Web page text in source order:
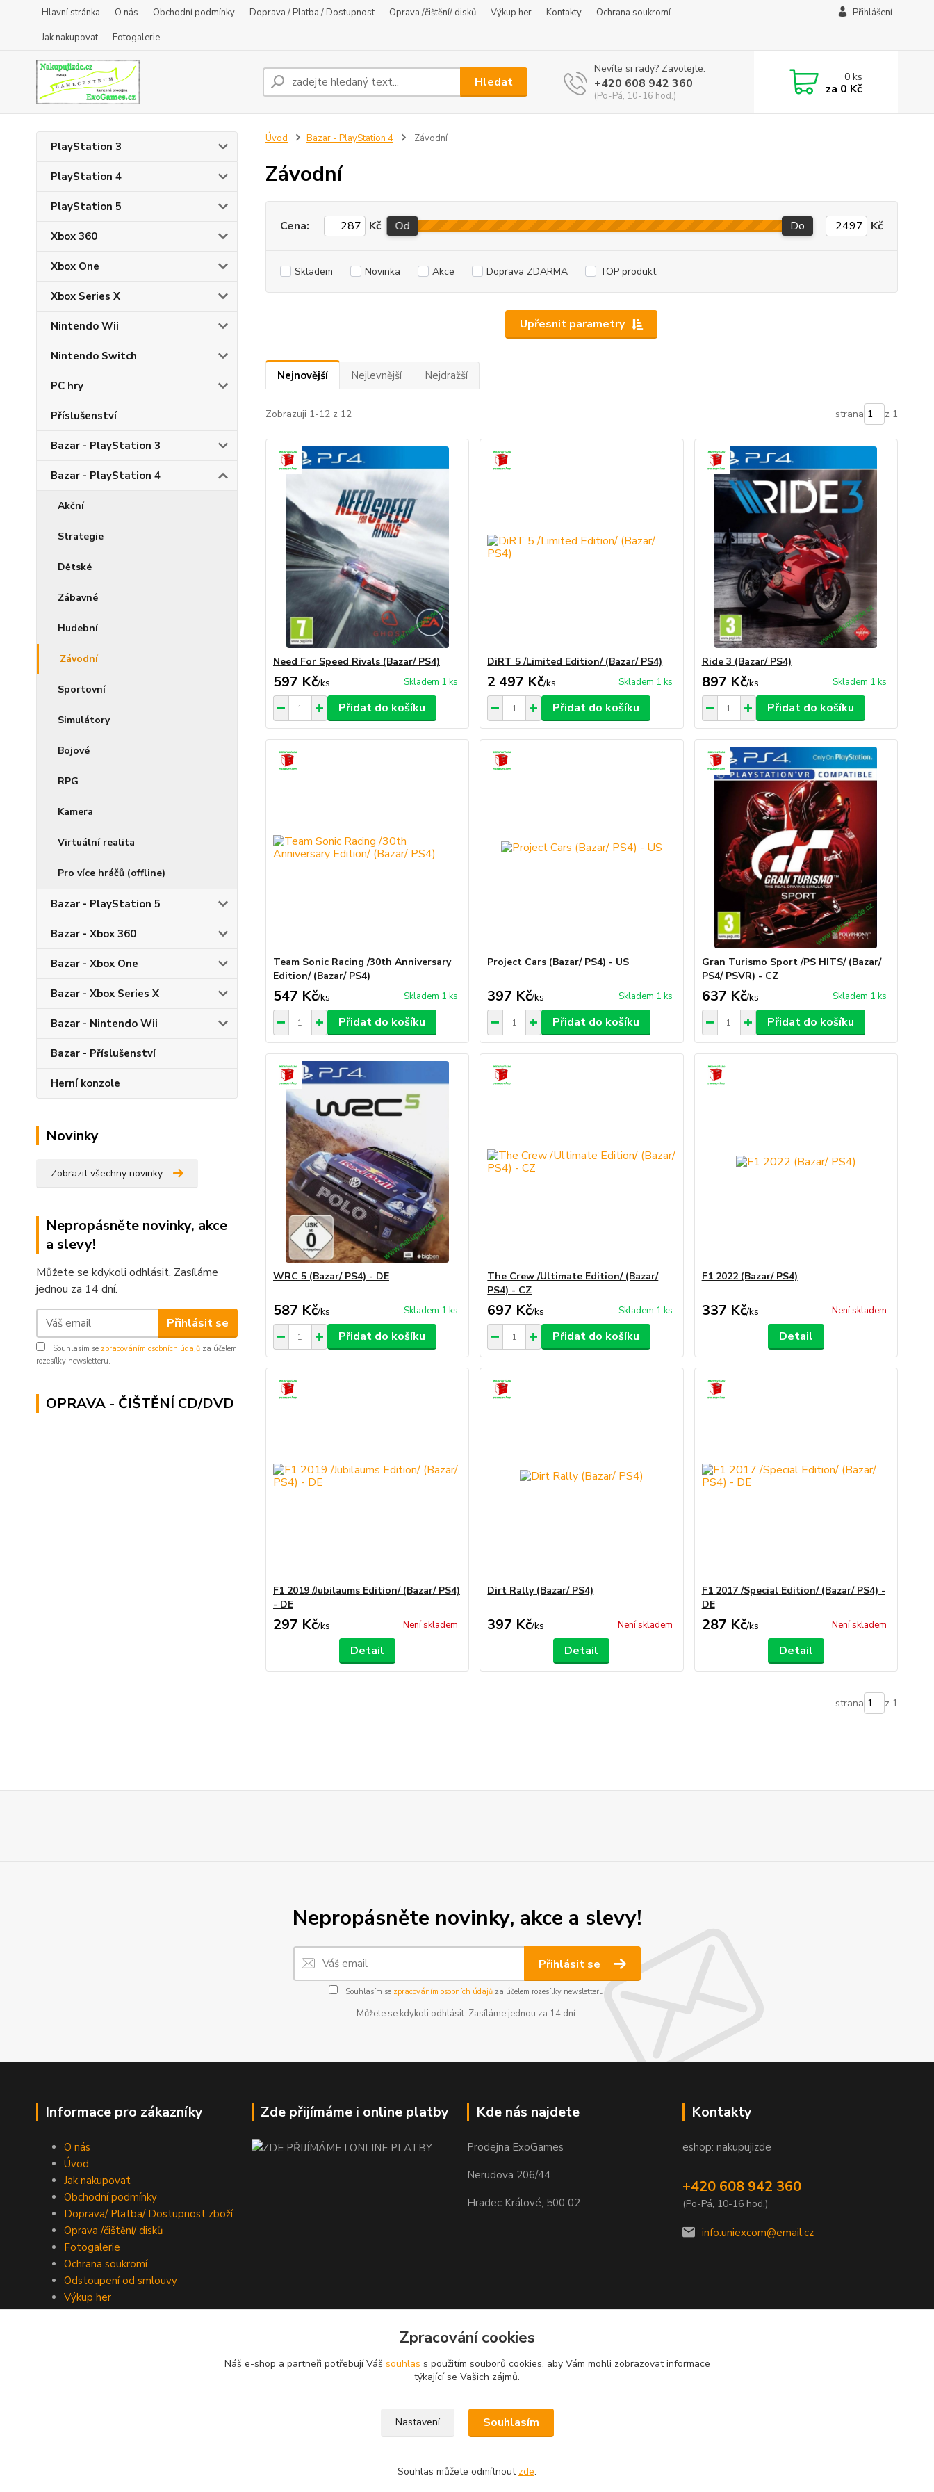
Hlavní stránka O nás Obchodní podmínky Doprava / Platba / Dostupnost Oprava /čištění/ disků Výkup her Kontakty
Ochrana soukromí
Jak nakupovat
Fotogalerie
Přihlášení
Hledat
Nevíte si rady? Zavolejte.
+420 608 942 360
(Po-Pá, 10-16 hod.)
0ks
za 0 Kč
PlayStation 3
PlayStation 4
PlayStation 5
Xbox 360
Xbox One
Xbox Series X
Nintendo Wii
Nintendo Switch
PC hry
Příslušenství
Bazar - PlayStation 3
Bazar - PlayStation 4
Akční
Strategie
Dětské
Zábavné
Hudební
Závodní
Sportovní
Simulátory
Bojové
RPG
Kamera
Virtuální realita
Pro více hráčů (offline)
Bazar - PlayStation 5
Bazar - Xbox 360
Bazar - Xbox One
Bazar - Xbox Series X
Bazar - Nintendo Wii
Bazar - Příslušenství
Herní konzole
Novinky
Zobrazit všechny novinky
Nepropásněte novinky, akce
a slevy!
Můžete se kdykoli odhlásit. Zasíláme
jednou za 14 dní.
Přihlásit se
Souhlasím se zpracováním osobních údajů za účelem
rozesílky newsletteru.
OPRAVA - ČIŠTĚNÍ CD/DVD
Úvod Bazar - PlayStation 4 Závodní
Závodní
Upřesnit parametry
Cena: Kč Od Do Kč
Skladem Novinka Akce Doprava ZDARMA TOP produkt
Nejnovější Nejlevnější Nejdražší
Zobrazuji 1-12 z 12 strana z 1
Need For Speed Rivals (Bazar/ PS4)
597 Kč/ks Skladem 1 ks
Přidat do košíku
DiRT 5 /Limited Edition/ (Bazar/ PS4)
2 497 Kč/ks Skladem 1 ks
Přidat do košíku
Ride 3 (Bazar/ PS4)
897 Kč/ks Skladem 1 ks
Přidat do košíku
Team Sonic Racing /30th Anniversary
Edition/ (Bazar/ PS4)
547 Kč/ks Skladem 1 ks
Přidat do košíku
Project Cars (Bazar/ PS4) - US
397 Kč/ks Skladem 1 ks
Přidat do košíku
Gran Turismo Sport /PS HITS/ (Bazar/
PS4/ PSVR) - CZ
637 Kč/ks Skladem 1 ks
Přidat do košíku
WRC 5 (Bazar/ PS4) - DE
587 Kč/ks Skladem 1 ks
Přidat do košíku
The Crew /Ultimate Edition/ (Bazar/
PS4) - CZ
697 Kč/ks Skladem 1 ks
Přidat do košíku
F1 2022 (Bazar/ PS4)
337 Kč/ks Není skladem
Detail
F1 2019 /Jubilaums Edition/ (Bazar/ PS4)
- DE
297 Kč/ks Není skladem
Detail
Dirt Rally (Bazar/ PS4)
397 Kč/ks Není skladem
Detail
F1 2017 /Special Edition/ (Bazar/ PS4) -
DE
287 Kč/ks Není skladem
Detail
strana z 1
Nepropásněte novinky, akce a slevy!
Přihlásit se
Souhlasím se zpracováním osobních údajůza účelem rozesílky newsletteru.
Můžete se kdykoli odhlásit. Zasíláme jednou za 14 dní.
Informace pro zákazníky
O nás
Úvod
Jak nakupovat
Obchodní podmínky
Doprava/ Platba/ Dostupnost zboží
Oprava /čištění/ disků
Fotogalerie
Ochrana soukromí
Odstoupení od smlouvy
Výkup her
Kontakty
Zde přijímáme i online platby Kde nás najdete
Prodejna ExoGames
Nerudova 206/44
Hradec Králové, 500 02
GPS 50.2103933N, 15.8115061E
Kontakty
eshop: nakupujizde
+420 608 942 360
(Po-Pá, 10-16 hod.)
info.uniexcom@email.cz
Zpracování cookies
Náš e-shop a partneři potřebují Váš souhlas s použitím souborů cookies, aby Vám mohli zobrazovat informace
týkající se Vašich zájmů.
Nastavení Souhlasím
Souhlas můžete odmítnout zde.